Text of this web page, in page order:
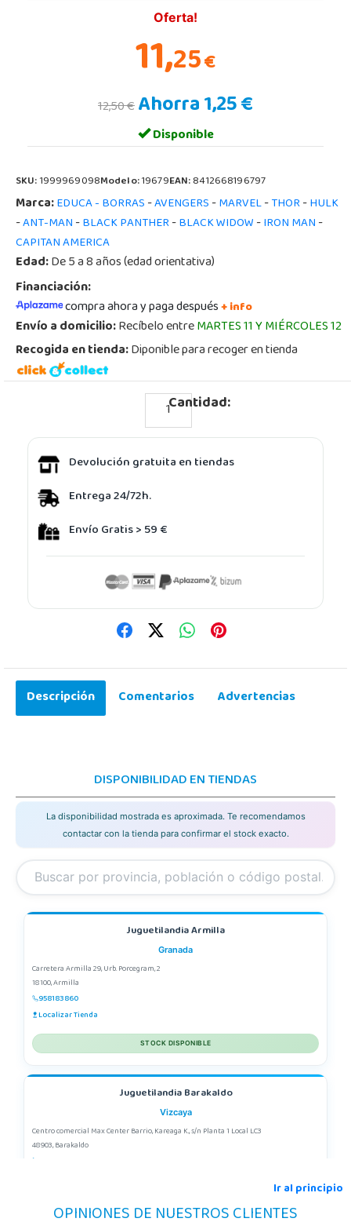
Oferta!
11,25€
12,50 €Ahorra 1,25 €
Disponible
SKU:1999969098Modelo:19679EAN:8412668196797
Marca:EDUCA - BORRAS-AVENGERS-MARVEL-THOR-HULK
-ANT-MAN-BLACK PANTHER-BLACK WIDOW-IRON MAN-
CAPITAN AMERICA
Edad:De 5 a 8 años (edad orientativa)
Financiación:
compra ahora y paga después+ info
Envío a domicilio:Recíbelo entreMARTES 11 Y MIÉRCOLES 12
Recogida en tienda:Diponible para recoger en tienda
Cantidad:
Devolución gratuita en tiendas
Entrega 24/72h.
Envío Gratis > 59 €
Descripción Comentarios Advertencias
DISPONIBILIDAD EN TIENDAS
La disponibilidad mostrada es aproximada. Te recomendamos
contactar con la tienda para confirmar el stock exacto.
Juguetilandia Armilla
Granada
Carretera Armilla 29, Urb. Porcegram, 2
18100, Armilla
958183860
Localizar Tienda
STOCK DISPONIBLE
Juguetilandia Barakaldo
Vizcaya
Centro comercial Max Center Barrio, Kareaga K., s/n Planta 1 Local LC3
48903, Barakaldo
Ir al principio
OPINIONES DE NUESTROS CLIENTES